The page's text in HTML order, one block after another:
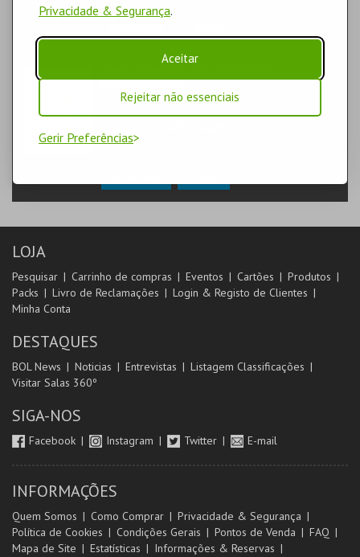
Privacidade & Segurança.
Aceitar
Rejeitar não essenciais
Gerir Preferências
EVANGELÍSTICO
MÚSICA & FESTIVAIS | GOSPEL
PAÇOS DA CULTURA
LOJA
Pesquisar Carrinho de compras Eventos Cartões
Produtos
Packs
Livro de Reclamações
Login & Registo de Clientes
Minha Conta
DESTAQUES
BOL News Noticias Entrevistas
Listagem Classificações
Visitar Salas 360º
SIGA-NOS
Facebook Instagram Twitter E-mail
INFORMAÇÕES
Quem Somos Como Comprar
Privacidade & Segurança
Política de Cookies
Condições Gerais Pontos de Venda
FAQ
Mapa de Site
Estatísticas Informações & Reservas